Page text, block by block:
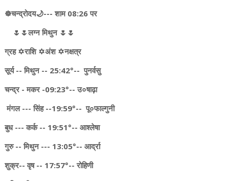
☸चन्द्रोदय🌙--- शाम 08:26 पर
🌷🌷लग्न मिथुन 🌷🌷
ग्रह ✡️राशि ✡️अंश ✡️नक्षत्र
सूर्य -- मिथुन -- 25:42°-- पुनर्वसु
चन्द्र - मकर -09:23°-- उ०षाढ़ा
मंगल --- सिंह --19:59°-- पू०फाल्गुनी
बुध --- कर्क -- 19:51°-- आश्लेषा
गुरु -- मिथुन --- 13:05°-- आर्द्रा
शुक्र-- वृष -- 17:57°-- रोहिणी